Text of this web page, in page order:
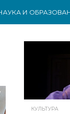
И
КУЛЬТУРА